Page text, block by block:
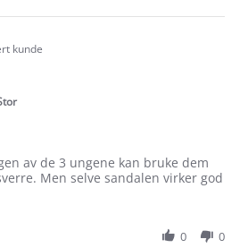
kunde
av de 3 ungene kan bruke dem
Men selve sandalen virker god
0 0